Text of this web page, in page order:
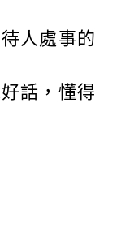
人處事的
話，懂得